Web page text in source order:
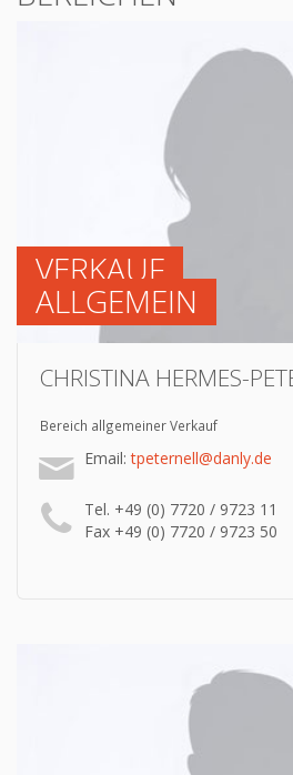
VERKAUF
ALLGEMEIN
CHRISTINA HERMES-
Bereich allgemeiner Verkauf
Email:tpeternell@danly.de
Tel. +49 (0) 7720 / 9723 11
Fax +49 (0) 7720 / 9723 50